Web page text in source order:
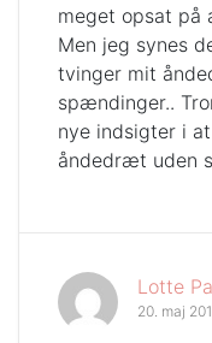
meget opsat på
Men jeg synes
tvinger mit
spændinger..
nye indsigter i
åndedræt uden
Lotte
20. maj